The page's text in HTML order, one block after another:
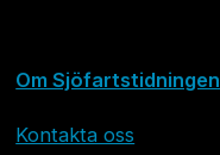
Om Sjöfartstidningen
Kontakta oss